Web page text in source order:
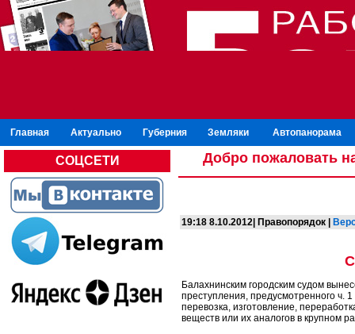
Главная Актуально Губерния Земляки Автопанорама
СОЦСЕТИ Добро пожаловать
19:18 8.10.2012| Правопорядок |
Балахнинским городским судом
преступления, предусмотренного ч.
перевозка, изготовление,
веществ или их аналогов в крупном